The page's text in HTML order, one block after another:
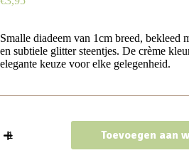
Smalle diadeem van 1cm breed, bekleed
en subtiele glitter steentjes. De crème
elegante keuze voor elke gelegenheid.
Diadeem
Toevoegen aan